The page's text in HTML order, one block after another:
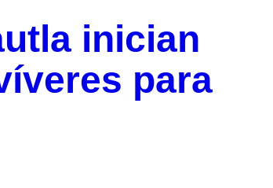
inician
para